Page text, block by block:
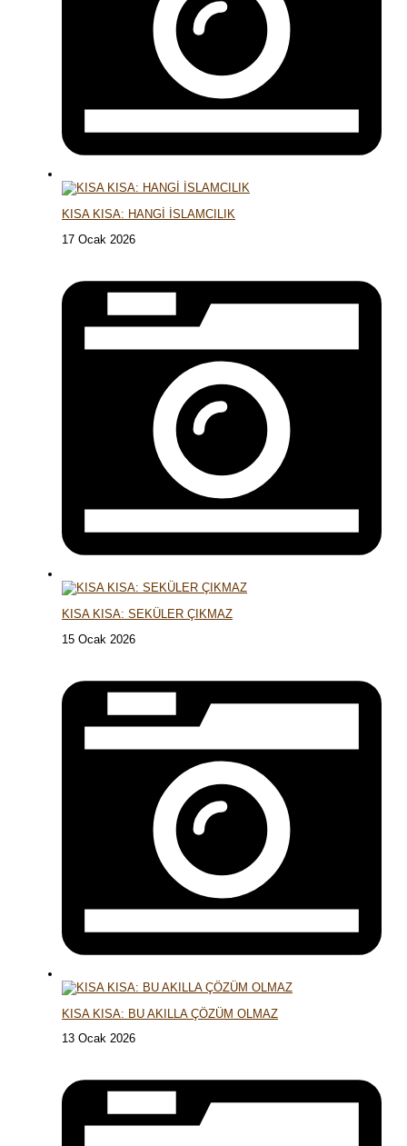
KISA KISA: HANGİ İSLAMCILIK
17 Ocak 2026
KISA KISA: SEKÜLER ÇIKMAZ
15 Ocak 2026
KISA KISA: BU AKILLA ÇÖZÜM OLMAZ
13 Ocak 2026